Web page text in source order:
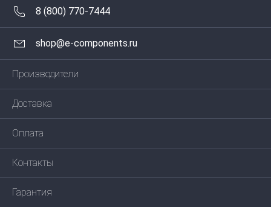
8 (800) 770-7444
shop@e-components.ru
Производители
Доставка
Оплата
Контакты
Гарантия